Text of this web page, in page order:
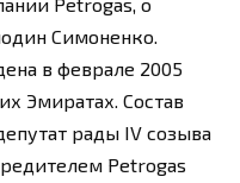
Симоненко.
в феврале 2005
Эмиратах. Состав
рады IV созыва
Petrogas